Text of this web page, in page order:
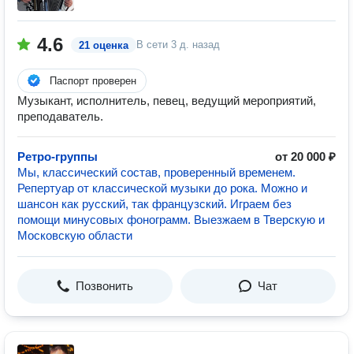
4.6 21 оценка В сети 3 д. назад
Паспорт проверен
Музыкант, исполнитель, певец, ведущий мероприятий,
преподаватель.
Ретро-группы
от 20 000 ₽
Мы, классический состав, проверенный временем.
Репертуар от классической музыки до рока. Можно и
шансон как русский, так французский. Играем без
помощи минусовых фонограмм. Выезжаем в Тверскую и
Московскую области
Позвонить Чат